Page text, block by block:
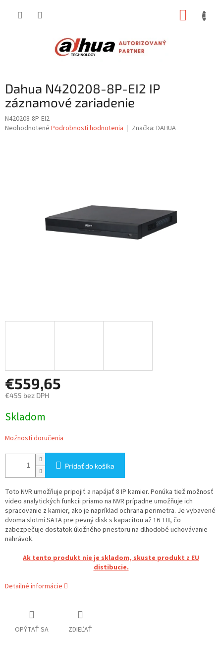
Dahua N420208-8P-EI2 IP
záznamové zariadenie
N420208-8P-EI2
Priemerné
Neohodnotené Podrobnosti hodnotenia Značka: DAHUA
€559,65
€455 bez DPH
cena:
Skladom
Možnosti doručenia
Pridať do košíka
Toto NVR umožňuje pripojiť a napájať 8 IP kamier. Ponúka tiež možnosť
video analytických funkcii priamo na NVR prípadne umožňuje ich
spracovanie z kamier, ako je napríklad ochrana perimetra. Je vybavené
dvoma slotmi SATA pre pevný disk s kapacitou až 16 TB, čo
zabezpečuje dostatok úložného priestoru na dlhodobé uchovávanie
nahrávok.
Ak tento produkt nie je skladom, skuste produkt z EU
distibucie.
Detailné informácie
OPÝTAŤ SA ZDIEĽAŤ